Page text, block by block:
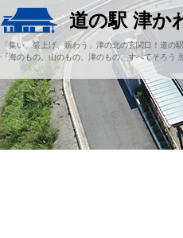
道の駅 津か
「集い、盛上げ、賑わう」津の北の玄関口！道の駅
『海のもの、山のもの、津のもの、すべてそろう